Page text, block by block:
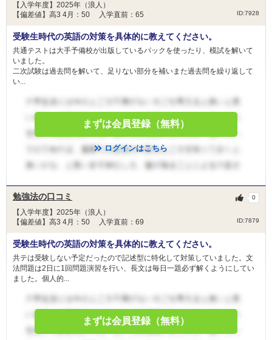
【入学年度】2025年（浪人）
【偏差値】高3 4月：50 入学直前：65
ID:7928
受験生時代の英語の対策を具体的に教えてください。
共通テストは大手予備校が出版しているパックを使ったり、模試を解いて
いました。
二次試験は過去問を解いて、足りない部分を補いまた過去問を繰り返して
い...
まずは会員登録（無料）
ログインはこちら
勉強法の口コミ
【入学年度】2025年（浪人）
【偏差値】高3 4月：50 入学直前：69
ID:7879
0
受験生時代の英語の対策を具体的に教えてください。
共テは受験しない予定だったので記述型に特化して対策していました。文
法問題は2日に1回問題演習を行い、長文は毎日一題必ず解くようにしてい
ました。個人的...
まずは会員登録（無料）